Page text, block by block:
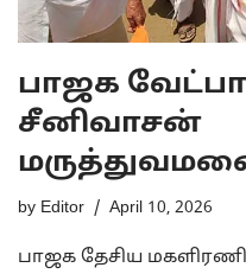
பாஜக
சீனிவாசன்
by Editor April 10, 2026
பாஜக தேசிய